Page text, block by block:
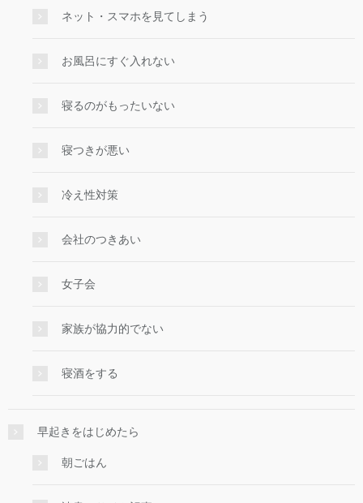
ネット・スマホを見てしまう
お風呂にすぐ入れない
寝るのがもったいない
寝つきが悪い
冷え性対策
会社のつきあい
女子会
家族が協力的でない
寝酒をする
早起きをはじめたら
朝ごはん